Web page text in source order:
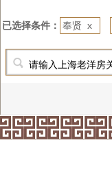
已选择条件： 奉贤 x